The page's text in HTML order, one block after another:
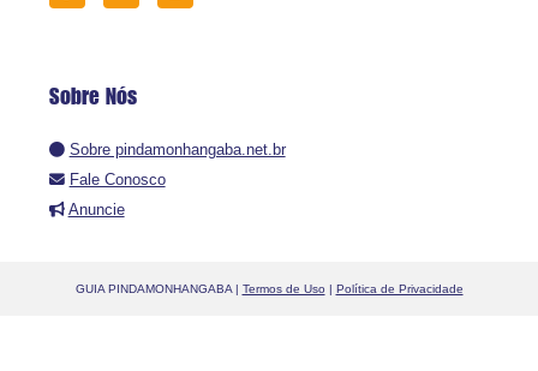
Sobre Nós
Sobre pindamonhangaba.net.br
Fale Conosco
Anuncie
GUIA PINDAMONHANGABA | Termos de Uso | Política de Privacidade